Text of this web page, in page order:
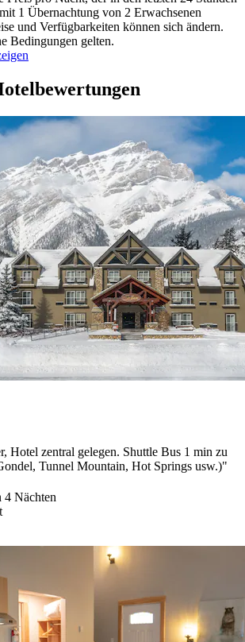
1 Übernachtung von 2 Erwachsenen
und Verfügbarkeiten können sich ändern.
Bedingungen gelten.
Hotel zentral gelegen. Shuttle Bus 1 min zu
Tunnel Mountain, Hot Springs usw.)"
4 Nächten